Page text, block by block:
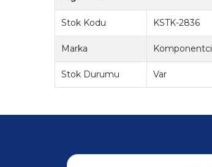
Stok Kodu KSTK-2836
Marka Komponentci
Stok Durumu Var